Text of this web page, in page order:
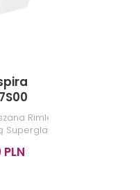
Rimless